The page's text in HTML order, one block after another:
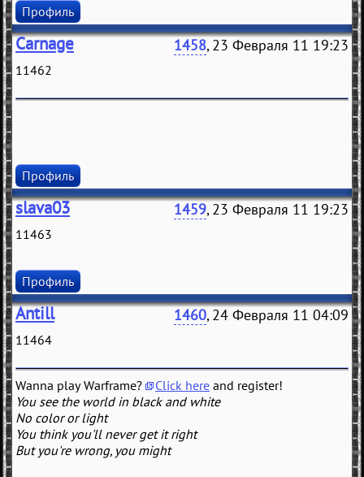
Профиль
Carnage 1458, 23 Февраля 11 19:23
11462
Профиль
slava03 1459, 23 Февраля 11 19:23
11463
Профиль
Antill 1460, 24 Февраля 11 04:09
11464
Wanna play Warframe? Click here and register!
You see the world in black and white
No color or light
You think you'll never get it right
But you're wrong, you might